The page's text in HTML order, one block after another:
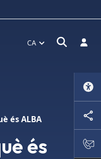
CA Obrir
és ALBA
és